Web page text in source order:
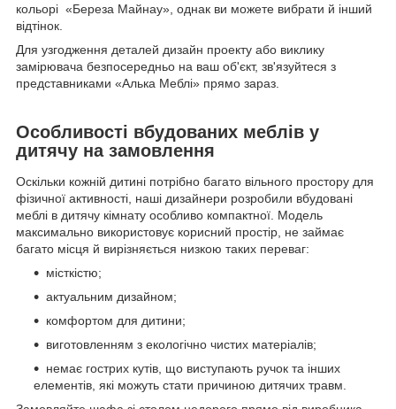
кольорі «Береза Майнау», однак ви можете вибрати й інший
відтінок.
Для узгодження деталей дизайн проекту або виклику
замірювача безпосередньо на ваш об'єкт, зв'язуйтеся з
представниками «Алька Меблі» прямо зараз.
Особливості вбудованих меблів у
дитячу на замовлення
Оскільки кожній дитині потрібно багато вільного простору для
фізичної активності, наші дизайнери розробили вбудовані
меблі в дитячу кімнату особливо компактної. Модель
максимально використовує корисний простір, не займає
багато місця й вирізняється низкою таких переваг:
місткістю;
актуальним дизайном;
комфортом для дитини;
виготовленням з екологічно чистих матеріалів;
немає гострих кутів, що виступають ручок та інших
елементів, які можуть стати причиною дитячих травм.